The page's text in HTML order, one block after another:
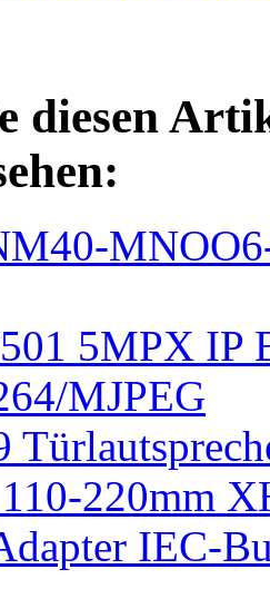
diesen
5MPX IP
MJPEG
220mm
IEC-